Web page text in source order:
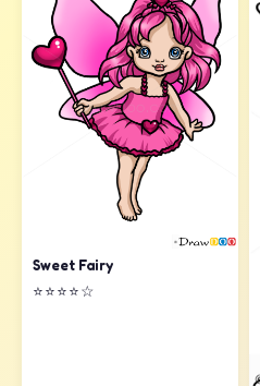
Sweet Fairy
⭐⭐⭐⭐☆